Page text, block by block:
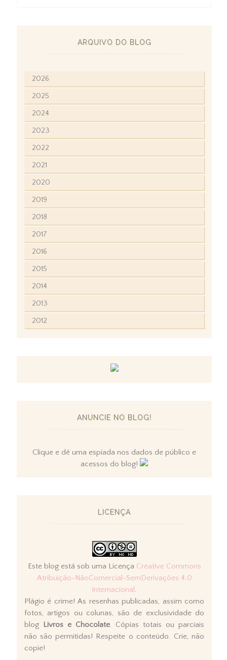
ARQUIVO DO BLOG
2026
2025
2024
2023
2022
2021
2020
2019
2018
2017
2016
2015
2014
2013
2012
ANUNCIE NO BLOG!
Clique e dê uma espiada nos dados de público e
acessos do blog!
LICENÇA
Este blog está sob uma Licença Creative Commons
Atribuição-NãoComercial-SemDerivações 4.0
Internacional .
Plágio é crime! As resenhas publicadas, assim como
fotos, artigos ou colunas, são de exclusividade do
blog Livros e Chocolate. Cópias totais ou parciais
não são permitidas! Respeite o conteúdo. Crie, não
copie!